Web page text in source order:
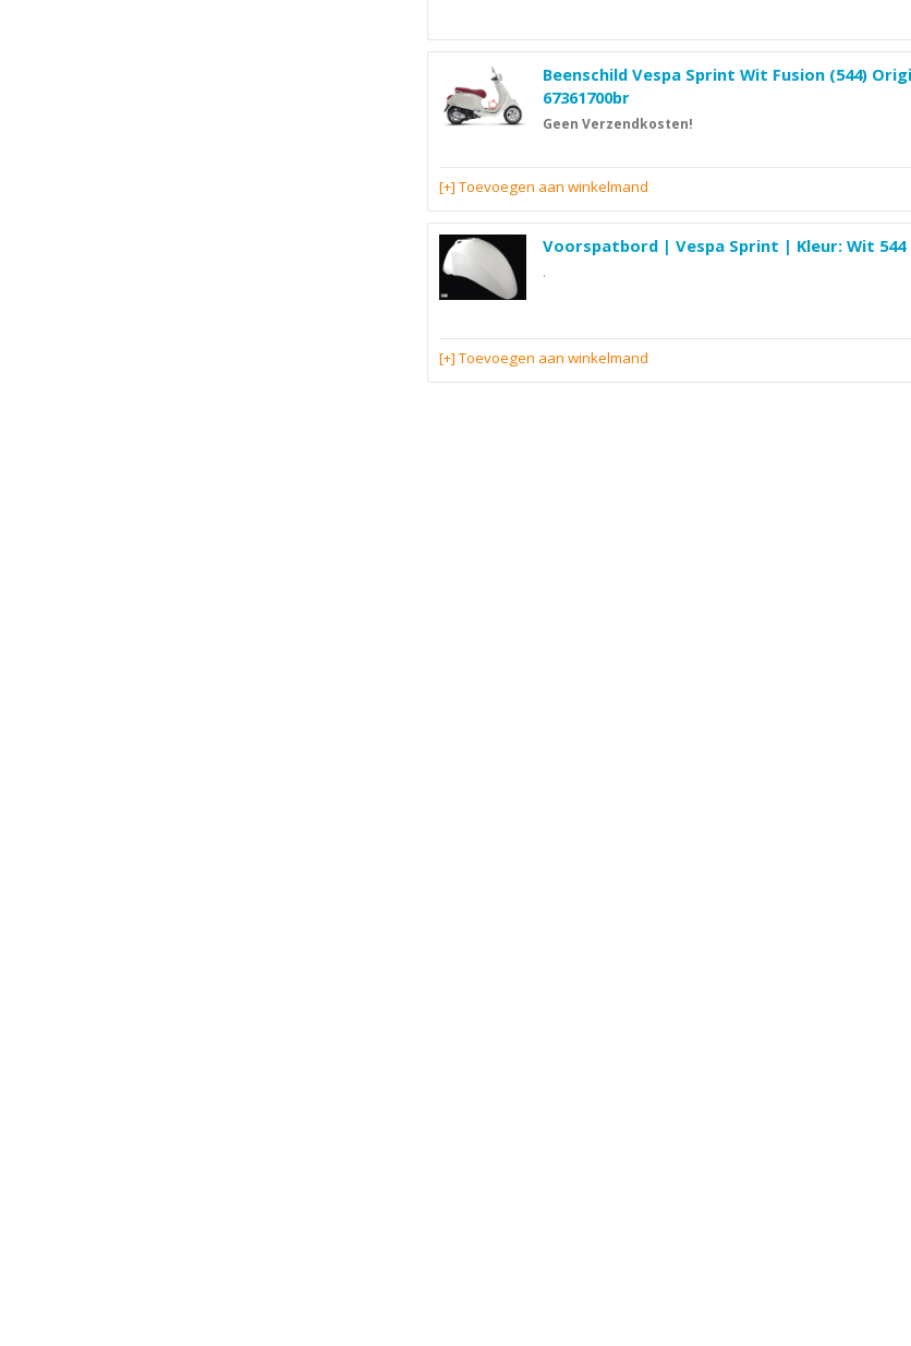
Beenschild Vespa Sprint Wit Fusion (544)
67361700br
Geen Verzendkosten!
[+] Toevoegen aan winkelmand
Voorspatbord | Vespa Sprint | Kleur: Wit 544
.
[+] Toevoegen aan winkelmand